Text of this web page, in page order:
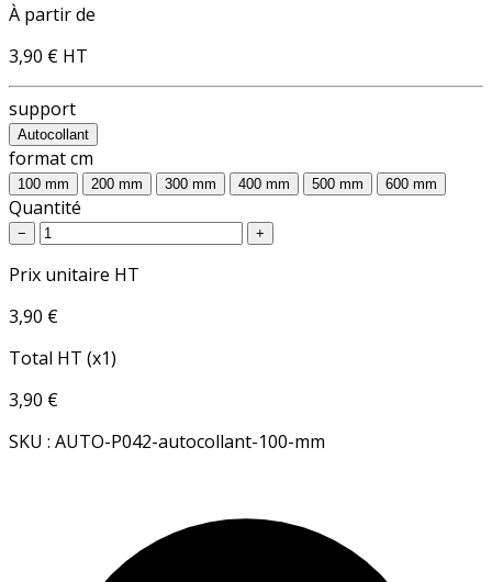
À partir de
3,90 € HT
support
Autocollant
format cm
100 mm 200 mm 300 mm 400 mm 500 mm 600 mm
Quantité
− +
Prix unitaire HT
3,90 €
Total HT (x1)
3,90 €
SKU : AUTO-P042-autocollant-100-mm